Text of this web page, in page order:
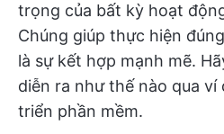
trọng của bất kỳ hoạt
Chúng giúp thực hiện
là sự kết hợp mạnh mẽ.
diễn ra như thế nào qua
triển phần mềm.